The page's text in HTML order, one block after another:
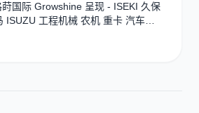
国际 Growshine 呈现 - ISEKI 久保
ISUZU 工程机械 农机 重卡 汽车
配件 海量现货供应